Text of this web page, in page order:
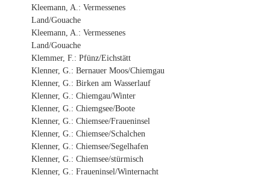
Kleemann, A.: Vermessenes
Land/Gouache
Kleemann, A.: Vermessenes
Land/Gouache
Klemmer, F.: Pfünz/Eichstätt
Klenner, G.: Bernauer Moos/Chiemgau
Klenner, G.: Birken am Wasserlauf
Klenner, G.: Chiemgau/Winter
Klenner, G.: Chiemgsee/Boote
Klenner, G.: Chiemsee/Fraueninsel
Klenner, G.: Chiemsee/Schalchen
Klenner, G.: Chiemsee/Segelhafen
Klenner, G.: Chiemsee/stürmisch
Klenner, G.: Fraueninsel/Winternacht